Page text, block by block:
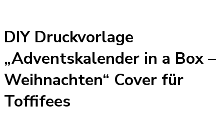
DIY Druckvorlage
„Adventskalender in a Box –
Weihnachten“ Cover für
Toffifees